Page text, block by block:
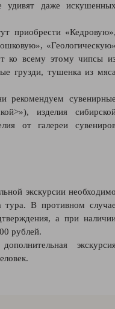
удивят даже
приобрести
ко всему этому чипсы
грузди, тушенка из
рекомендуем
изделия
от галереи
экскурсии
тура. В противном
а при
рублей.